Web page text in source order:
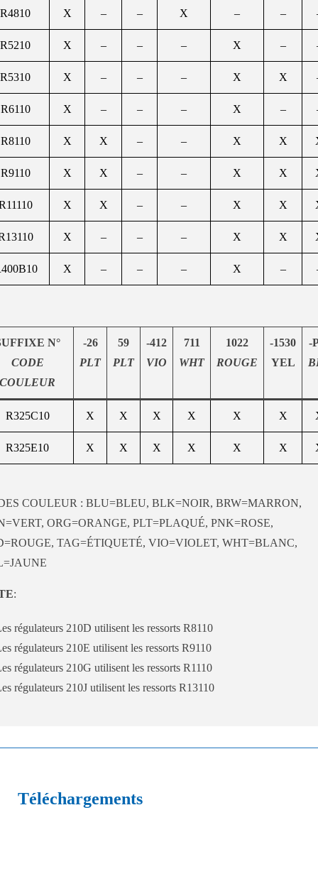
R4810 X – – X – –
R5210 X – – – X –
R5310 X – – – X X
R6110 X – – – X –
R8110 X X – – X X
R9110 X X – – X X
X X – – X X
X – – – X X
X – – – X –
N°
CODE
COULEUR
-26
PLT
59
PLT
-412
VIO
711
WHT
1022
ROUGE
-1530
YEL
-
R325C10 X X X X X X
R325E10 X X X X X X
COULEUR : BLU=BLEU, BLK=NOIR, BRW=MARRON,
ORG=ORANGE, PLT=PLAQUÉ, PNK=ROSE,
TAG=ÉTIQUETÉ, VIO=VIOLET, WHT=BLANC,
:
régulateurs 210D utilisent les ressorts R8110
régulateurs 210E utilisent les ressorts R9110
régulateurs 210G utilisent les ressorts R1110
régulateurs 210J utilisent les ressorts R13110
Téléchargements